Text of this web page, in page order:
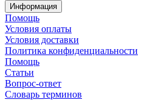
Информация
Помощь
Условия оплаты
Условия доставки
Политика конфиденциальности
Помощь
Статьи
Вопрос-ответ
Словарь терминов